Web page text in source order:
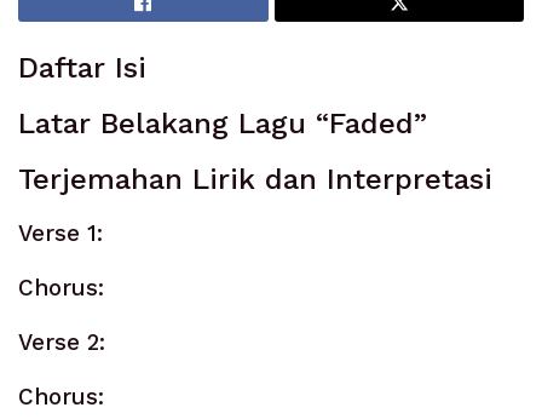
Daftar Isi
Latar Belakang Lagu “Faded”
Terjemahan Lirik dan Interpretasi
Verse 1:
Chorus:
Verse 2:
Chorus: